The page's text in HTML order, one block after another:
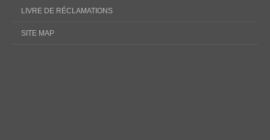
LIVRE DE RÉCLAMATIONS
SITE MAP